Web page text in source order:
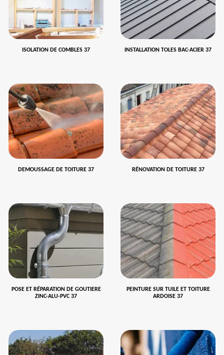
ISOLATION DE COMBLES 37 INSTALLATION TOLES BAC-ACIER 37
DEMOUSSAGE DE TOITURE 37 RÉNOVATION DE TOITURE 37
POSE ET RÉPARATION DE GOUTIERE
ZINC-ALU-PVC 37
PEINTURE SUR TUILE ET TOITURE
ARDOISE 37